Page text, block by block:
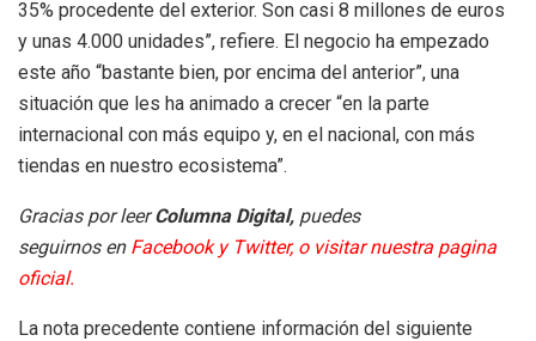
35% procedente del exterior. Son casi 8 millones de euros
y unas 4.000 unidades”, refiere. El negocio ha empezado
este año “bastante bien, por encima del anterior”, una
situación que les ha animado a crecer “en la parte
internacional con más equipo y, en el nacional, con más
tiendas en nuestro ecosistema”.
Gracias por leerColumna Digital, puedes
seguirnos en Facebooky Twitter, o visitar nuestra pagina
oficial.
La nota precedente contiene información del siguiente